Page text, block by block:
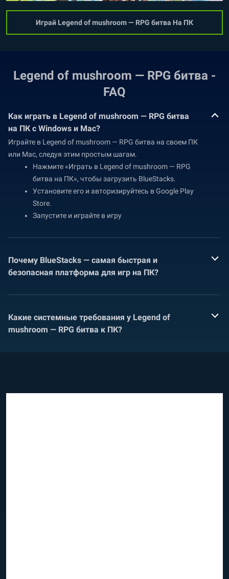
Играй Legend of mushroom — RPG битва На ПК
Legend of mushroom — RPG битва -
FAQ
Как играть в Legend of mushroom — RPG битва
на ПК с Windows и Mac?
Играйте в Legend of mushroom — RPG битва на своем ПК
или Mac, следуя этим простым шагам.
Нажмите «Играть в Legend of mushroom — RPG
битва на ПК», чтобы загрузить BlueStacks.
Установите его и авторизируйтесь в Google Play
Store.
Запустите и играйте в игру
Почему BlueStacks — самая быстрая и
безопасная платформа для игр на ПК?
Какие системные требования у Legend of
mushroom — RPG битва к ПК?